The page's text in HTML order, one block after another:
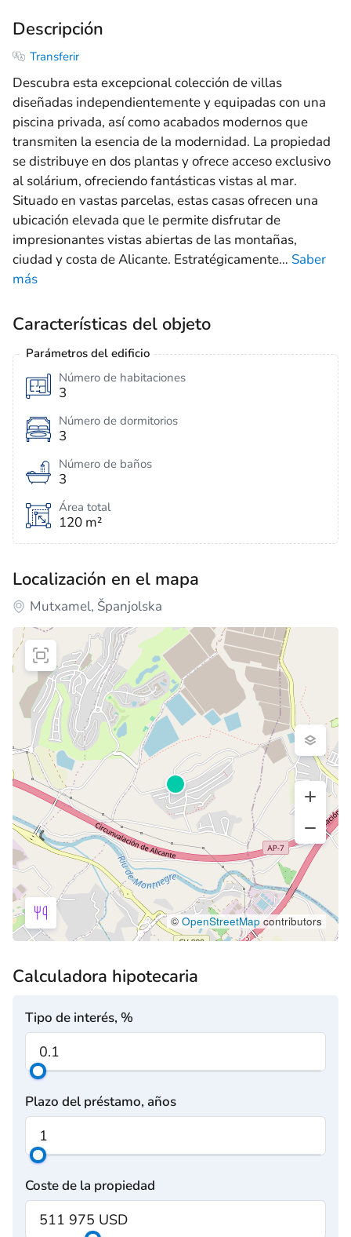
Descripción
Transferir
Descubra esta excepcional colección de villas
diseñadas independientemente y equipadas con una
piscina privada, así como acabados modernos que
transmiten la esencia de la modernidad. La propiedad
se distribuye en dos plantas y ofrece acceso exclusivo
al solárium, ofreciendo fantásticas vistas al mar.
Situado en vastas parcelas, estas casas ofrecen una
ubicación elevada que le permite disfrutar de
impresionantes vistas abiertas de las montañas,
ciudad y costa de Alicante. Estratégicamente… Saber
más
Características del objeto
Parámetros del edificio
Número de habitaciones
3
Número de dormitorios
3
Número de baños
3
Área total
120 m²
Localización en el mapa
Mutxamel, Španjolska
© OpenStreetMapcontributors
Calculadora hipotecaria
Tipo de interés, %
Plazo del préstamo, años
Coste de la propiedad